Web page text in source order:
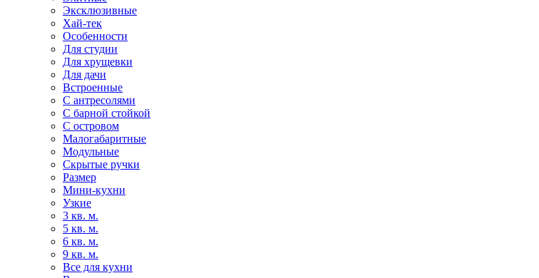
Эксклюзивные
Хай-тек
Особенности
Для студии
Для хрущевки
Для дачи
Встроенные
С антресолями
С барной стойкой
С островом
Малогабаритные
Модульные
Скрытые ручки
Размер
Мини-кухни
Узкие
3 кв. м.
5 кв. м.
6 кв. м.
9 кв. м.
Все для кухни